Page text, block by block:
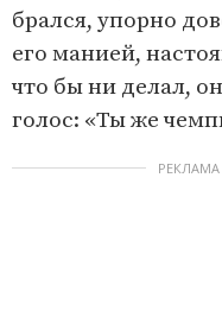
брался, упорно
его манией,
что бы ни делал,
голос: «Ты же